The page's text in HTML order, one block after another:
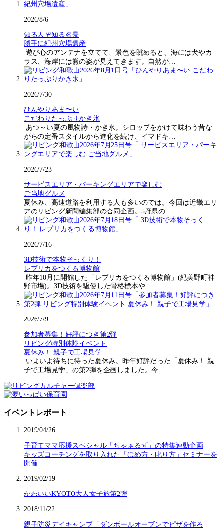
2026/8/6
知る人ぞ知る名景
勝手に紀州穴場遺産
遊び心のアンテナを立てて、景色を眺めると、海には犬やカ
ラス、海岸には熊の姿が見えてきます。自然が…
2026/7/30
ひんやりあま〜い
こだわりたっぷりかき氷
あつ～い夏の風物詩・かき氷。シロップをかけて味わう昔な
がらの定番スタイルから進化を続け、イマドキ…
2026/7/23
サービスエリア・パーキングエリアで楽しむ
ご当地グルメ
夏休み、高速道路を利用する人も多いのでは。今回は近畿エリ
アのリビング新聞編集部の合同企画。5府県の…
2026/7/16
3D技術で本物そっくり！
レプリカをつくる博物館
昨年10月に開館した「レプリカをつくる博物館」(紀美野町神
野市場)。3D技術を駆使した骨格標本や…
2026/7/9
参加者募集！好評につき第2弾
リビング特別体験イベント
夏休み！ 親子で工場見学
いよいよ待ちに待った夏休み。昨年好評だった「夏休み！ 親
子で工場見学」の第2弾を企画しました。今…
イベントレポート
2019/04/26
子育てママ応援スペシャル「ちゃぁるず」の特集連動企画
キッズコーチングを取り入れた「ほめ方・叱り方」セミナーを
開催
2019/02/19
かわいいKYOTO大人女子旅第2弾
2018/11/22
親子防災デイキャンプ「ダンボールオーブンでピザを作ろ